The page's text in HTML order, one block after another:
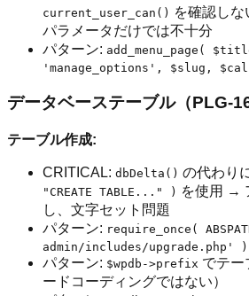
current_user_can() を確認し
パラメータだけでは不十分
パターン: add_menu_page(
'manage_options', $slug,
データベーステーブル（PLG-
テーブル作成:
CRITICAL: dbDelta() の代わり
"CREATE TABLE..." ) を使用 →
し、文字セット問題
パターン: require_once(
admin/includes/
パターン: $wpdb->prefix でテー
ードコーディングではない）